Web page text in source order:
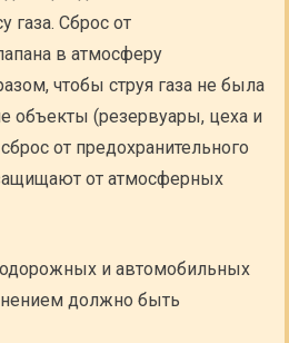
газа. Сброс от
в атмосферу
чтобы струя газа не была
объекты (резервуары, цеха и
от предохранительного
от атмосферных
и автомобильных
должно быть